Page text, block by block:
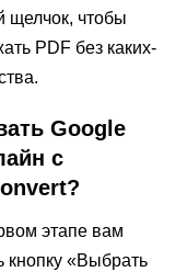
щелчок, чтобы
PDF без каких-
Google
с
этапе вам
кнопку «Выбрать